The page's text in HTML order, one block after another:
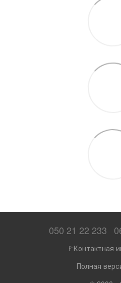
050 21 22 233
🚩Контактная
Полная